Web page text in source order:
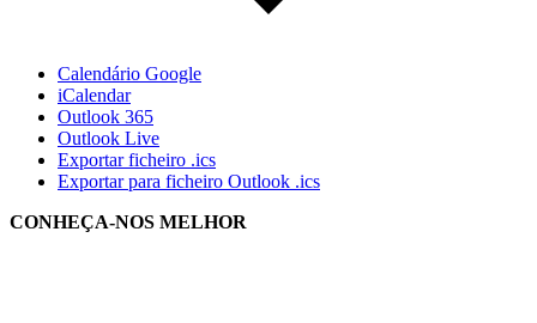
Calendário Google
iCalendar
Outlook 365
Outlook Live
Exportar ficheiro .ics
Exportar para ficheiro Outlook .ics
CONHEÇA-NOS MELHOR